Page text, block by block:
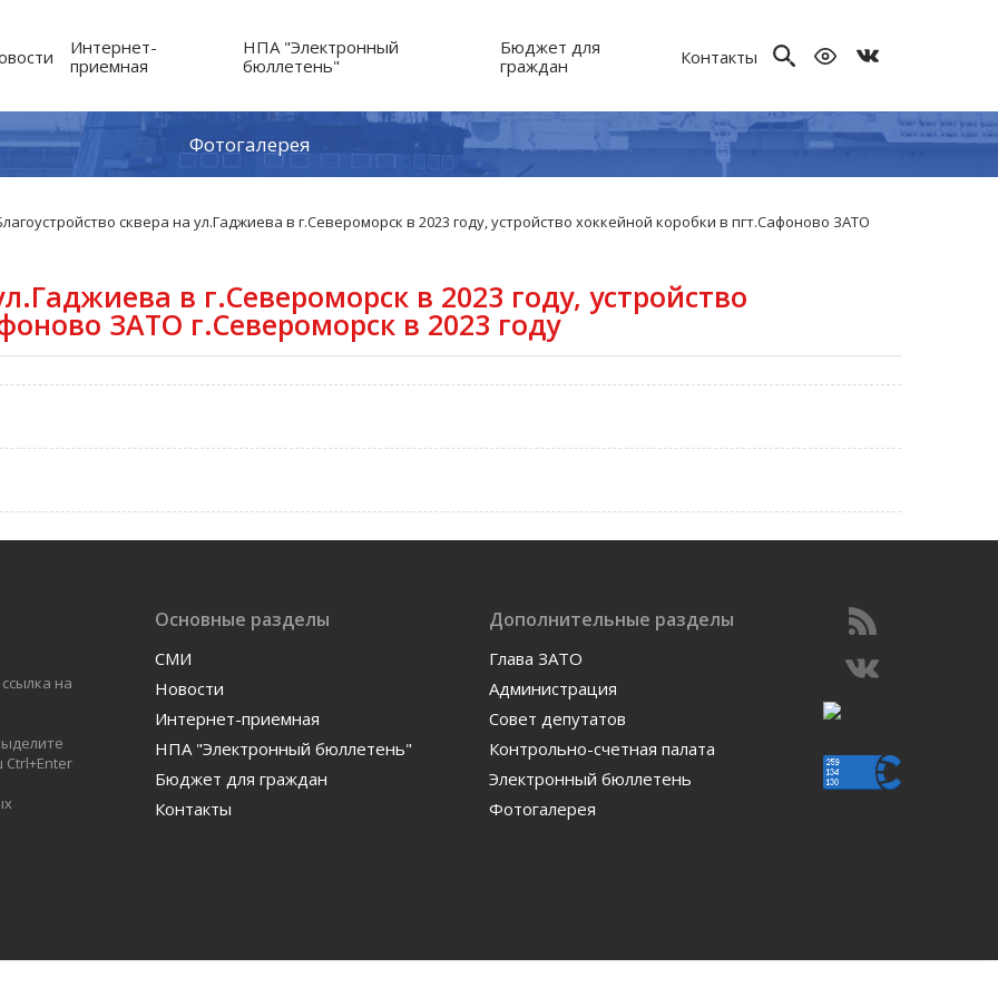
Интернет-
приемная
НПА "Электронный
бюллетень"
Бюджет для
граждан
Контакты
Фотогалерея
сквера на ул.Гаджиева в г.Североморск в 2023 году, устройство хоккейной коробки в пгт.Сафоново ЗАТО
в г.Североморск в 2023 году, устройство
ЗАТО г.Североморск в 2023 году
на
Ctrl+Enter
Основные разделы
СМИ
Новости
Интернет-приемная
НПА "Электронный бюллетень"
Бюджет для граждан
Контакты
Дополнительные разделы
Глава ЗАТО
Администрация
Совет депутатов
Контрольно-счетная палата
Электронный бюллетень
Фотогалерея